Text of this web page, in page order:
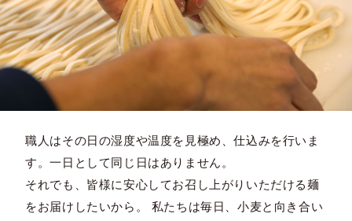
職人はその日の湿度や温度を見極め、仕込みを行いま
す。一日として同じ日はありません。
それでも、皆様に安心してお召し上がりいただける麺
をお届けしたいから。 私たちは毎日、小麦と向き合い